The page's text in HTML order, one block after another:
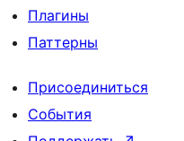
Плагины
Паттерны
Присоединиться
События